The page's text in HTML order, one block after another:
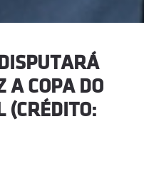
A COPA DO
(CRÉDITO: